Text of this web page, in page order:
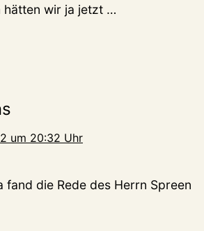
hätten wir ja jetzt …
um 20:32 Uhr
fand die Rede des Herrn Spreen